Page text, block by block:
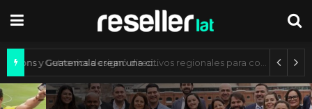
Axis Communications y Guatemala crean una ciudad inteligente